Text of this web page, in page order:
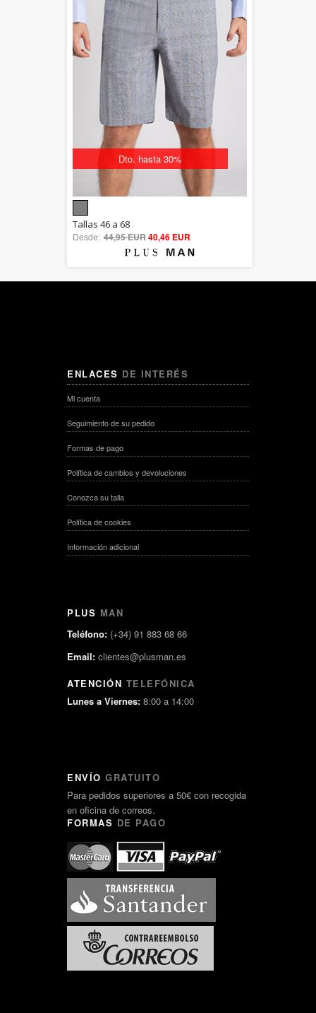
Dto. hasta 30%
out of 5
Tallas 46 a 68
Desde: 44,95 EUR40,46 EUR
ENLACES DE INTERÉS
Mi cuenta
Seguimiento de su pedido
Formas de pago
Política de cambios y devoluciones
Conozca su talla
Política de cookies
Información adicional
PLUS MAN
Teléfono: (+34) 91 883 68 66
Email: clientes@plusman.es
ATENCIÓN TELEFÓNICA
Lunes a Viernes: 8:00 a 14:00
ENVÍO GRATUITO
Para pedidos superiores a 50€ con recogida
en oficina de correos.
FORMAS DE PAGO